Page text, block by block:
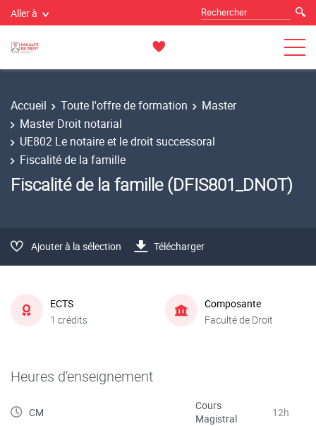
Aller à
Accueil Toute l'offre de formation
Master
Master Droit notarial
UE802 Le notaire et le droit successoral
Fiscalité de la famille
Fiscalité de la famille (DFIS801_DNOT)
Ajouter à la sélection Télécharger
ECTS
1 crédits
Composante
Faculté de Droit
Heures d'enseignement
CM
Cours
Magistral
12h